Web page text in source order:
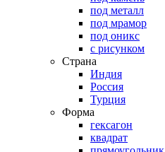
под металл
под мрамор
под оникс
с рисунком
Страна
Индия
Россия
Турция
Форма
гексагон
квадрат